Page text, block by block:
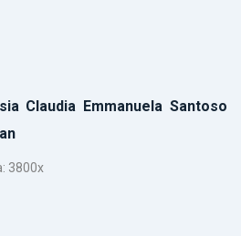
Claudia Emmanuela Santoso
3800x